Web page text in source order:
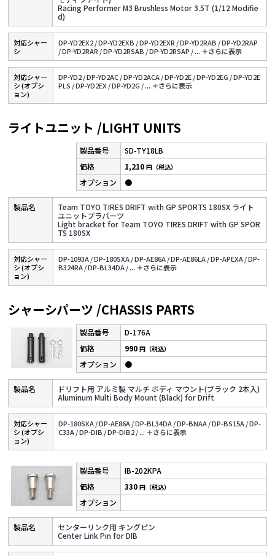
Racing Performer M3 Brushless Motor 3.5T (1/12 Modifie
d)
対応シャー
シ
DP-YD2EX2 /DP-YD2EXB /DP-YD2EXR /DP-YD2RAB /DP-YD2RAP
/DP-YD2RAR /DP-YD2RSAB /DP-YD2RSAP /... ＋さらに表⽰
対応シャー
シ (オプシ
ョン)
DP-YD2 /DP-YD2AC /DP-YD2ACA /DP-YD2E /DP-YD2EG /DP-YD2E
PLS /DP-YD2EX /DP-YD2G /... ＋さらに表⽰
ライトユニット /LIGHT UNITS
SD-TY18LB
Team TOYO TIRES DRIFT with GP SPORTS 180SX ライト
ユニットプラパーツ
Light bracket for Team TOYO TIRES DRIFT with GP SPOR
TS 180SX
1,210円（税込）
●
対応シャー
シ (オプシ
ョン)
DP-1093A /DP-180SXA /DP-AE86A /DP-AE86LA /DP-APEXA /DP-
B324RA /DP-BL34DA /... ＋さらに表⽰
シャーシパーツ /CHASSIS PARTS
D-176A
ドリフト用 アルミ製 マルチ ボディ マウント(ブラック 2本入)
Aluminum Multi Body Mount (Black) for Drift
990円（税込）
●
対応シャー
シ (オプシ
ョン)
DP-180SXA /DP-AE86A /DP-BL34DA /DP-BNAA /DP-BS15A /DP-
C33A /DP-DIB /DP-DIB2 /... ＋さらに表⽰
IB-202KPA
センターリンク用 キングピン
Center Link Pin for DIB
330円（税込）